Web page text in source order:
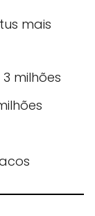
mais
milhões